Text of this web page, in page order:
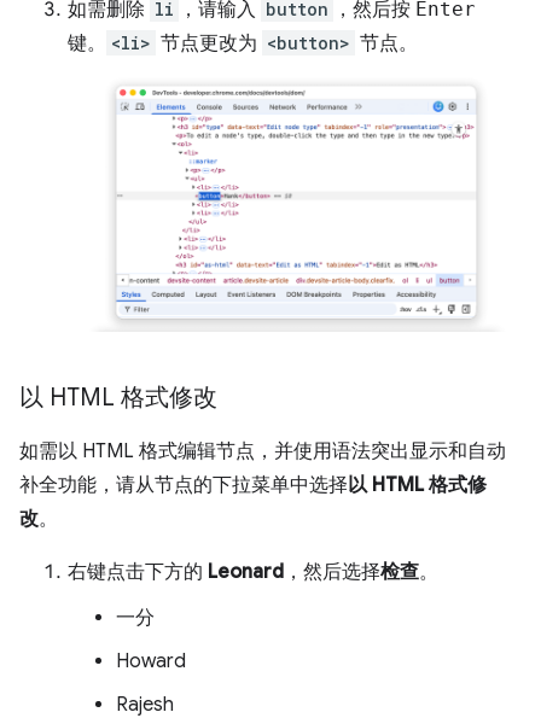
如需删除 li ，请输入 button ，然后按 Enter
键。 <li> 节点更改为 <button> 节点。
以 HTML 格式修改
如需以 HTML 格式编辑节点，并使用语法突出显示和自动
补全功能，请从节点的下拉菜单中选择以 HTML 格式修
改。
右键点击下方的 Leonard ，然后选择检查。
一分
Howard
Rajesh